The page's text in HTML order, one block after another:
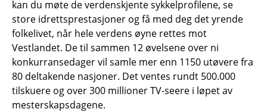
kan du møte de verdenskjente sykkelprofilene, se
store idrettsprestasjoner og få med deg det yrende
folkelivet, når hele verdens øyne rettes mot
Vestlandet. De til sammen 12 øvelsene over ni
konkurransedager vil samle mer enn 1150 utøvere fra
80 deltakende nasjoner. Det ventes rundt 500.000
tilskuere og over 300 millioner TV-seere i løpet av
mesterskapsdagene.